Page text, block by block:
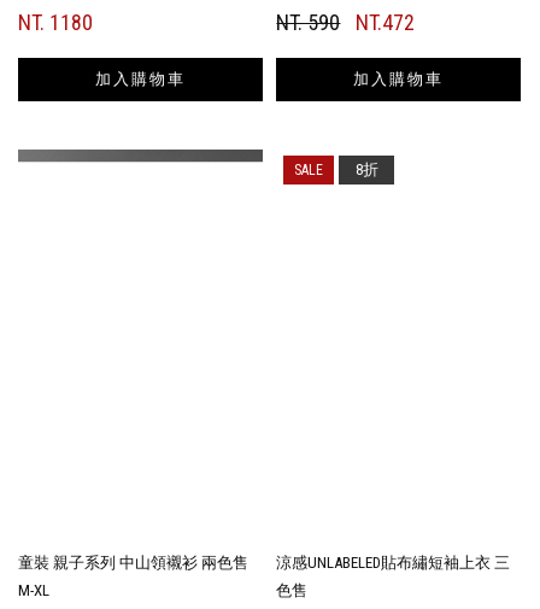
NT. 1180
加入購物車
NT. 590 NT.472
加入購物車
童裝 親子系列 中山領襯衫 兩色售
M-XL
涼感UNLABELED貼布繡短袖上衣 三
色售
8折